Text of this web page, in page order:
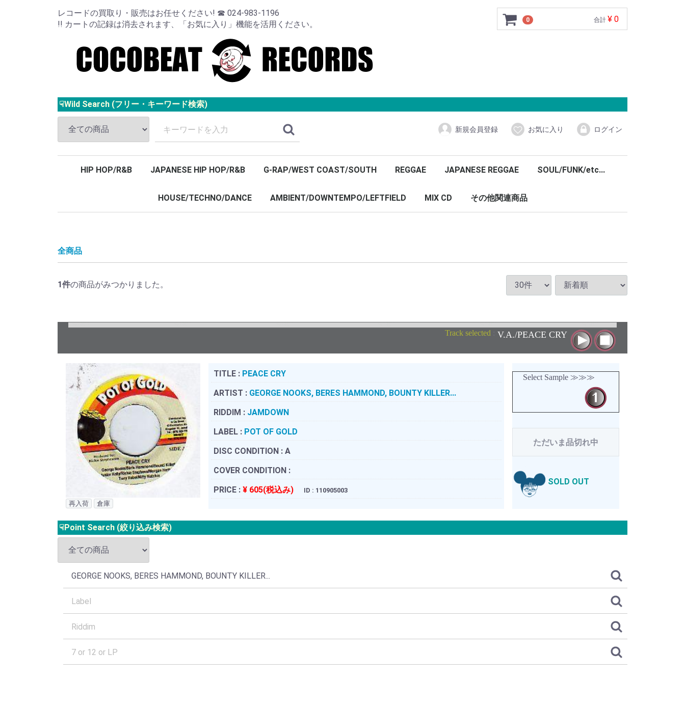
レコードの買取り・販売はお任せください! ☎ 024-983-1196
!! カートの記録は消去されます、「お気に入り」機能を活用ください。
0 合計 ¥ 0
☟Wild Search (フリー・キーワード検索)
新規会員登録 お気に入り ログイン
HIP HOP/R&B JAPANESE HIP HOP/R&B G-RAP/WEST COAST/SOUTH REGGAE JAPANESE REGGAE SOUL/FUNK/etc...
HOUSE/TECHNO/DANCE AMBIENT/DOWNTEMPO/LEFTFIELD MIX CD その他関連商品
全商品
1件の商品がみつかりました。
Track selected : V.A./PEACE CRY
再入荷 倉庫
TITLE : PEACE CRY
ARTIST : GEORGE NOOKS, BERES HAMMOND, BOUNTY KILLER...
RIDDIM : JAMDOWN
LABEL : POT OF GOLD
DISC CONDITION : A
COVER CONDITION :
PRICE : ¥ 605(税込み) ID : 110905003
Select Sample ≫≫≫
ただいま品切れ中
SOLD OUT
☟Point Search (絞り込み検索)